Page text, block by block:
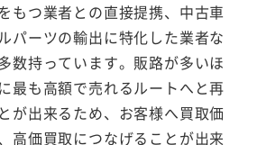
もつ業者との直接提携、中古車
パーツの輸出に特化した業者な
数持っています。販路が多いほ
最も高額で売れるルートへと再
が出来るため、お客様へ買取価
高価買取につなげることが出来